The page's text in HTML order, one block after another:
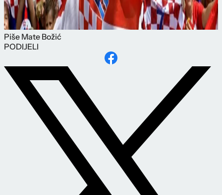
Piše Mate Božić
PODIJELI